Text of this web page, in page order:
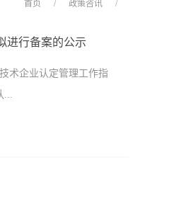
首页 / 政策咨讯 /
进行备案的公示
术企业认定管理工作指
...
定管理工作领导小组办公